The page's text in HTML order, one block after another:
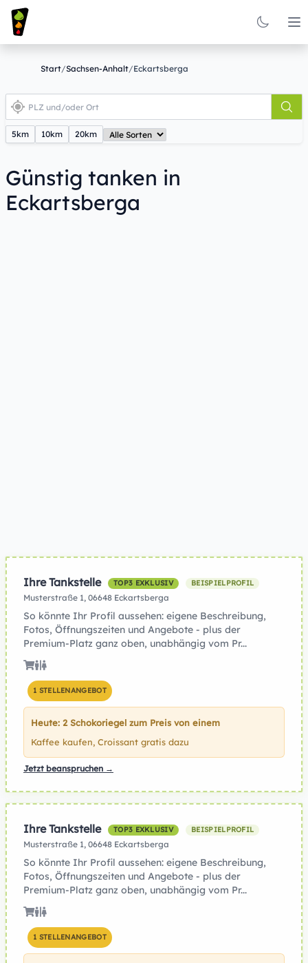
Start/Sachsen-Anhalt/Eckartsberga
5km 10km 20km
Günstig tanken in
Eckartsberga
Ihre Tankstelle TOP3 EXKLUSIV BEISPIELPROFIL
Musterstraße 1, 06648 Eckartsberga
So könnte Ihr Profil aussehen: eigene Beschreibung,
Fotos, Öffnungszeiten und Angebote - plus der
Premium-Platz ganz oben, unabhängig vom Pr...
1 STELLENANGEBOT
Heute: 2 Schokoriegel zum Preis von einem
Kaffee kaufen, Croissant gratis dazu
Jetzt beanspruchen →
Ihre Tankstelle TOP3 EXKLUSIV BEISPIELPROFIL
Musterstraße 1, 06648 Eckartsberga
So könnte Ihr Profil aussehen: eigene Beschreibung,
Fotos, Öffnungszeiten und Angebote - plus der
Premium-Platz ganz oben, unabhängig vom Pr...
1 STELLENANGEBOT